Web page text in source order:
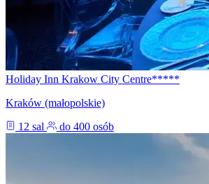
Holiday Inn Krakow City Centre*****
Kraków (małopolskie)
12 sal
do 400 osób